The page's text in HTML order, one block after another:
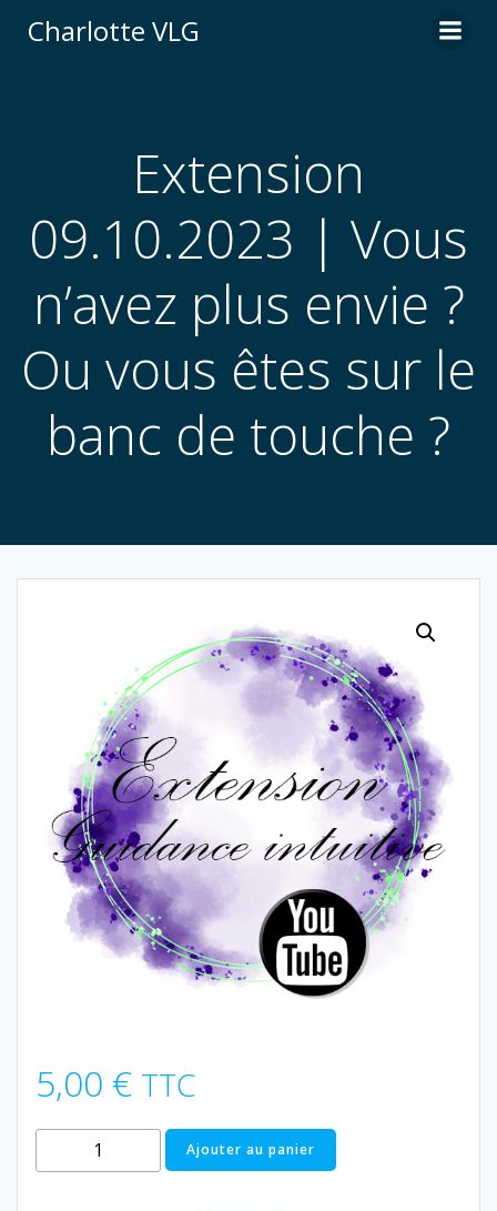
Charlotte VLG
Extension
09.10.2023 | Vous
n’avez plus envie ?
Ou vous êtes sur le
banc de touche ?
5,00 € TTC
quantité
de
Ajouter au panier